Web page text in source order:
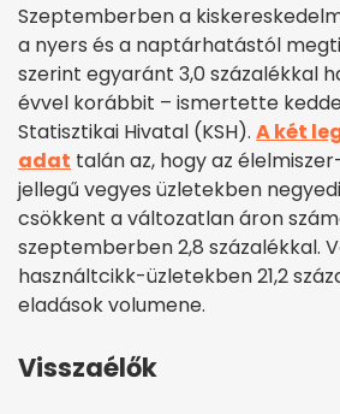
Szeptemberben a
a nyers és a naptárhatástól
szerint egyaránt 3,0 százalékkal
évvel korábbit – ismertette
Statisztikai Hivatal (KSH). A két
adat talán az, hogy az
jellegű vegyes üzletekben
csökkent a változatlan áron
szeptemberben 2,8 százalékkal.
használtcikk-üzletekben 21,2
eladások volumene.
Visszaélők